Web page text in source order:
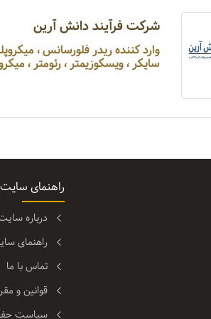
شرکت فرآیند دانش آرین
وارد کننده ریدر فلورسانس ،
سایکر ، ویسکوزیمتر ، رئومتر ،
راهنمای سایت
درباره
راهنمای
تماس با ما
قوانین و
سیاست